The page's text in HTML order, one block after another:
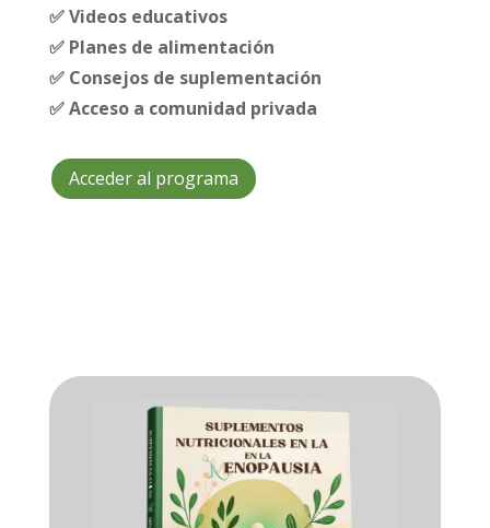
✅ Videos educativos
✅ Planes de alimentación
✅ Consejos de suplementación
✅ Acceso a comunidad privada
Acceder al programa